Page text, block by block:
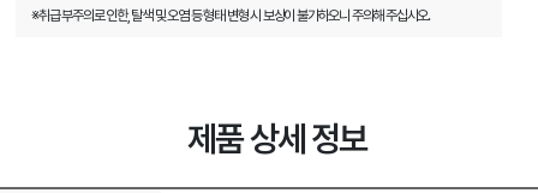
※취급 부주의로 인한, 탈색 및 오염 등 형태 변형 시 보상이 불가하오니 주의해 주십시오.
제품 상세 정보